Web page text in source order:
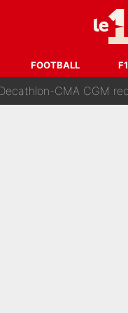
FOOTBALL F1
Jean-Jacques Goldman
Barcelone ? Les
CMA CGM recrute